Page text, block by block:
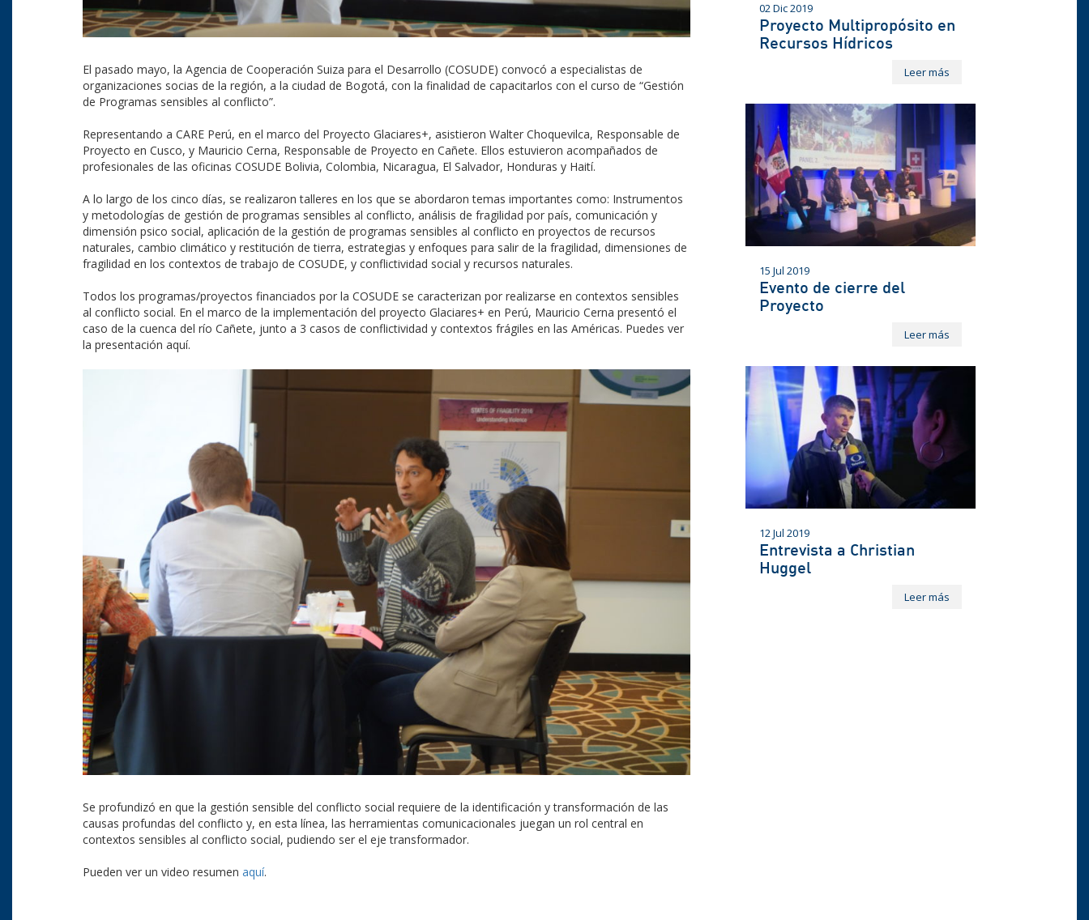
El pasado mayo, la Agencia de Cooperación Suiza para el Desarrollo (COSUDE) convocó a especialistas de
organizaciones socias de la región, a la ciudad de Bogotá, con la finalidad de capacitarlos con el curso de “Gestión
de Programas sensibles al conflicto”.
Representando a CARE Perú, en el marco del Proyecto Glaciares+, asistieron Walter Choquevilca, Responsable de
Proyecto en Cusco, y Mauricio Cerna, Responsable de Proyecto en Cañete. Ellos estuvieron acompañados de
profesionales de las oficinas COSUDE Bolivia, Colombia, Nicaragua, El Salvador, Honduras y Haití.
A lo largo de los cinco días, se realizaron talleres en los que se abordaron temas importantes como: Instrumentos
y metodologías de gestión de programas sensibles al conflicto, análisis de fragilidad por país, comunicación y
dimensión psico social, aplicación de la gestión de programas sensibles al conflicto en proyectos de recursos
naturales, cambio climático y restitución de tierra, estrategias y enfoques para salir de la fragilidad, dimensiones de
fragilidad en los contextos de trabajo de COSUDE, y conflictividad social y recursos naturales.
Todos los programas/proyectos financiados por la COSUDE se caracterizan por realizarse en contextos sensibles
al conflicto social. En el marco de la implementación del proyecto Glaciares+ en Perú, Mauricio Cerna presentó el
caso de la cuenca del río Cañete, junto a 3 casos de conflictividad y contextos frágiles en las Américas. Puedes ver
la presentación aquí.
Se profundizó en que la gestión sensible del conflicto social requiere de la identificación y transformación de las
causas profundas del conflicto y, en esta línea, las herramientas comunicacionales juegan un rol central en
contextos sensibles al conflicto social, pudiendo ser el eje transformador.
Pueden ver un video resumen aquí.
02 Dic 2019
Proyecto Multipropósito en
Recursos Hídricos
Leer más
15 Jul 2019
Evento de cierre del
Proyecto
Leer más
12 Jul 2019
Entrevista a Christian
Huggel
Leer más